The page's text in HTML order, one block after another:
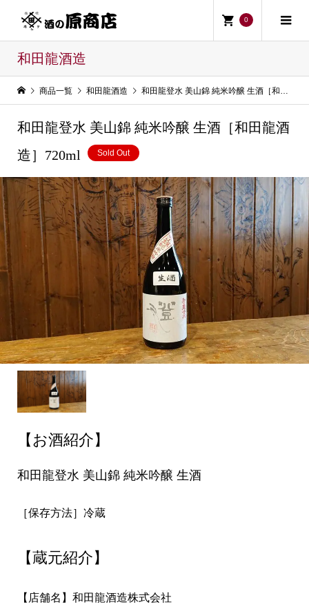
0
和田龍酒造
商品一覧 和田龍酒造 和田龍登水 美山錦 純米吟醸 生酒［和田龍酒造］720ml
和田龍登水 美山錦 純米吟醸 生酒［和田龍酒
造］720ml
Sold Out
【お酒紹介】
和田龍登水 美山錦 純米吟醸 生酒
［保存方法］冷蔵
【蔵元紹介】
【店舗名】和田龍酒造株式会社